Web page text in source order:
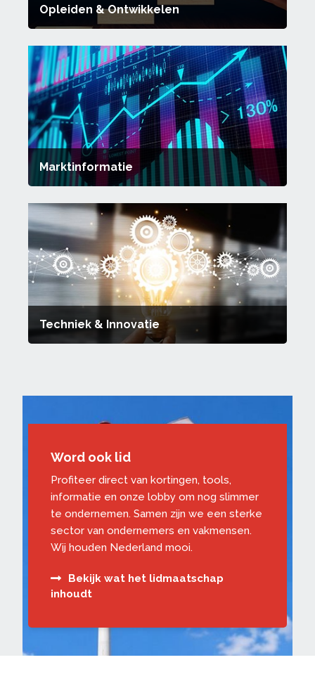
Opleiden & Ontwikkelen
Marktinformatie
Techniek & Innovatie
Word ook lid
Profiteer direct van kortingen, tools,
informatie en onze lobby om nog slimmer
te ondernemen. Samen zijn we een sterke
sector van ondernemers en vakmensen.
Wij houden Nederland mooi.
Bekijk wat het lidmaatschap
inhoudt